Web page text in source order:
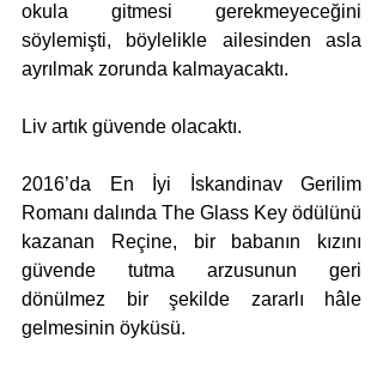
okula gitmesi gerekmeyeceğini
söylemişti, böylelikle ailesinden asla
ayrılmak zorunda kalmayacaktı.
Liv artık güvende olacaktı.
2016’da En İyi İskandinav Gerilim
Romanı dalında The Glass Key ödülünü
kazanan Reçine, bir babanın kızını
güvende tutma arzusunun geri
dönülmez bir şekilde zararlı hâle
gelmesinin öyküsü.